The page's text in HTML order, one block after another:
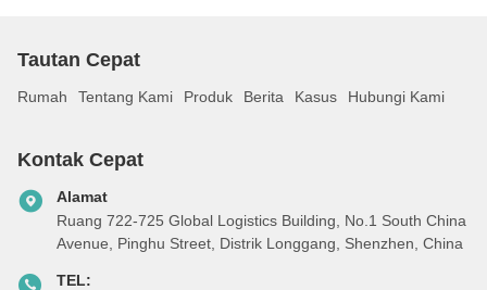
Tautan Cepat
Rumah Tentang Kami Produk Berita Kasus Hubungi Kami
Kontak Cepat
Alamat
Ruang 722-725 Global Logistics Building, No.1 South China
Avenue, Pinghu Street, Distrik Longgang, Shenzhen, China
TEL: